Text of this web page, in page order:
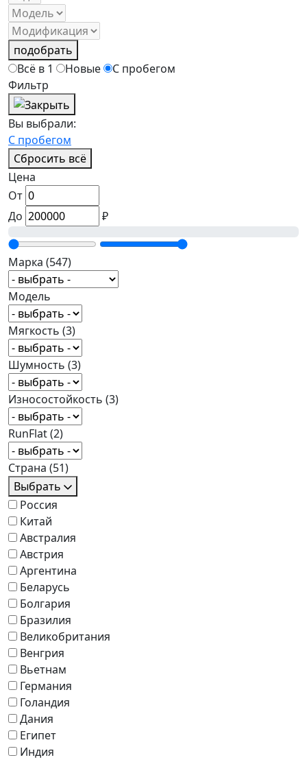
подобрать
Всё в 1
Новые
С пробегом
Фильтр
Вы выбрали:
С пробегом
Сбросить всё
Цена
От
До
₽
Марка (547)
Модель
Мягкость (3)
Шумность (3)
Износостойкость (3)
RunFlat(2)
Страна (51)
Выбрать
Россия
Китай
Австралия
Австрия
Аргентина
Беларусь
Болгария
Бразилия
Великобритания
Венгрия
Вьетнам
Германия
Голандия
Дания
Египет
Индия